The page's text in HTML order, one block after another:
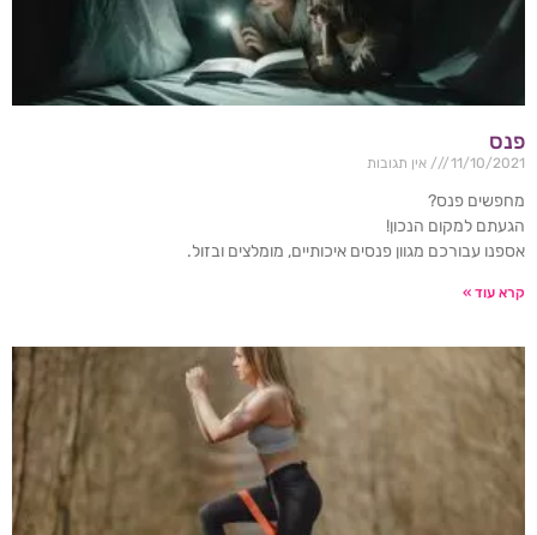
פנס
11/10/2021 אין תגובות
מחפשים פנס?
הגעתם למקום הנכון!
אספנו עבורכם מגוון פנסים איכותיים, מומלצים ובזול.
קרא עוד »